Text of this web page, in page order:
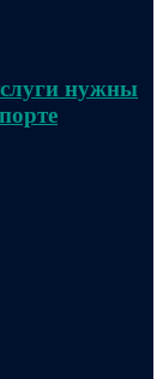
нужны